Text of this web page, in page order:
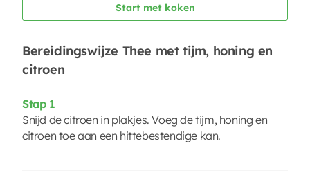
Start met koken
Bereidingswijze Thee met tijm, honing en
citroen
Stap 1
Snijd de citroen in plakjes. Voeg de tijm, honing en
citroen toe aan een hittebestendige kan.